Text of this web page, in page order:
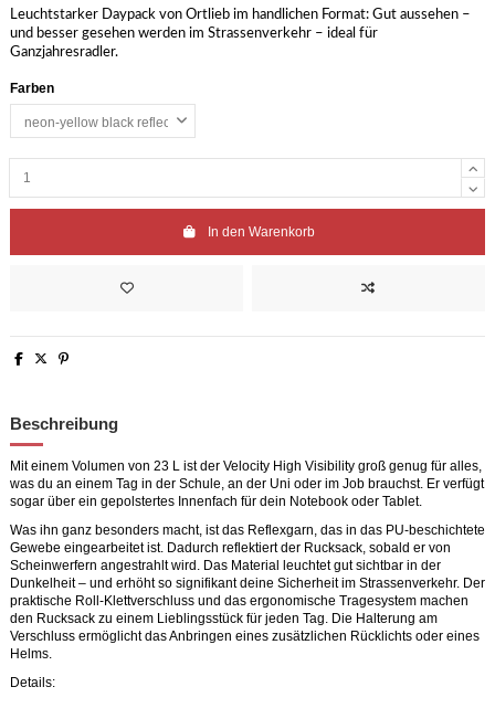
Leuchtstarker Daypack von Ortlieb im handlichen Format: Gut aussehen –
und besser gesehen werden im Strassenverkehr – ideal für
Ganzjahresradler.
Farben
In den Warenkorb
Beschreibung
Mit einem Volumen von 23 L ist der Velocity High Visibility groß genug für alles,
was du an einem Tag in der Schule, an der Uni oder im Job brauchst. Er verfügt
sogar über ein gepolstertes Innenfach für dein Notebook oder Tablet.
Was ihn ganz besonders macht, ist das Reflexgarn, das in das PU-beschichtete
Gewebe eingearbeitet ist. Dadurch reflektiert der Rucksack, sobald er von
Scheinwerfern angestrahlt wird. Das Material leuchtet gut sichtbar in der
Dunkelheit – und erhöht so signifikant deine Sicherheit im Strassenverkehr. Der
praktische Roll-Klettverschluss und das ergonomische Tragesystem machen
den Rucksack zu einem Lieblingsstück für jeden Tag. Die Halterung am
Verschluss ermöglicht das Anbringen eines zusätzlichen Rücklichts oder eines
Helms.
Details: